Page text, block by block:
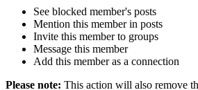
See blocked member's posts
Mention this member in posts
Invite this member to groups
Message this member
Add this member as a connection
Please note: This action will also remove